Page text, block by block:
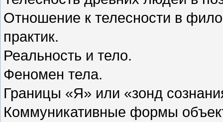
Отношение к телесности в
практик.
Реальность и тело.
Феномен тела.
Границы «Я» или «зонд
Коммуникативные формы